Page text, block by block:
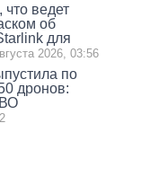
ведет
об
для
2026, 03:56
по
дронов: